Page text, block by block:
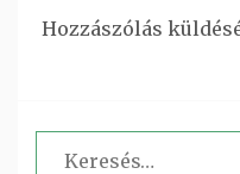
Hozzászólás
Keresés: